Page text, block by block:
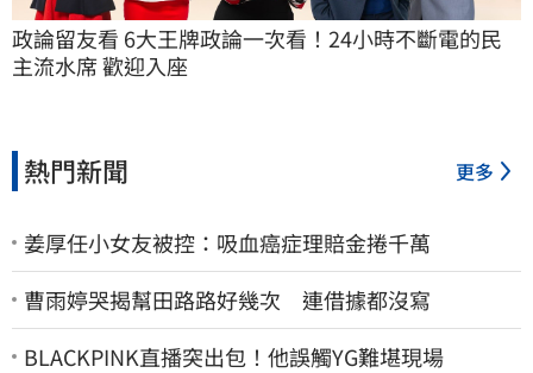
政論留友看 6大王牌政論一次看！24小時不斷電的民
主流水席 歡迎入座
熱門新聞 更多
姜厚任小女友被控：吸血癌症理賠金捲千萬
曹雨婷哭揭幫田路路好幾次 連借據都沒寫
BLACKPINK直播突出包！他誤觸YG難堪現場